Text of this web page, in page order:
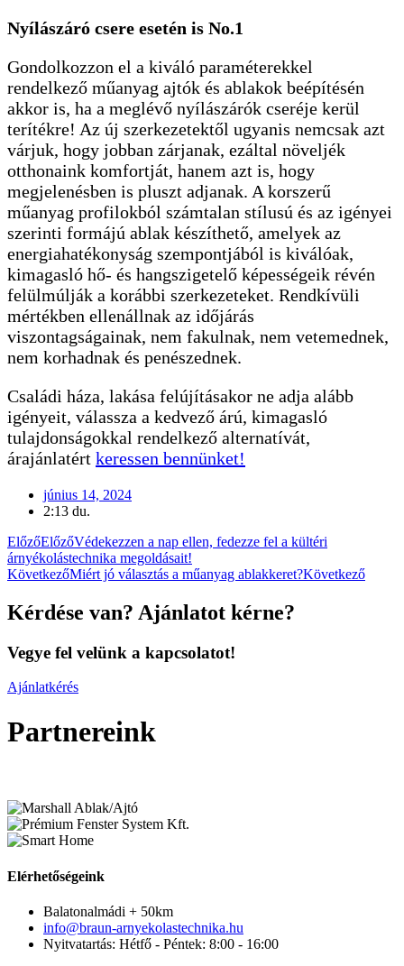
Nyílászáró csere esetén is No.1
Gondolkozzon el a kiváló paraméterekkel
rendelkező műanyag ajtók és ablakok beépítésén
akkor is, ha a meglévő nyílászárók cseréje kerül
terítékre! Az új szerkezetektől ugyanis nemcsak azt
várjuk, hogy jobban zárjanak, ezáltal növeljék
otthonaink komfortját, hanem azt is, hogy
megjelenésben is pluszt adjanak. A korszerű
műanyag profilokból számtalan stílusú és az igényei
szerinti formájú ablak készíthető, amelyek az
energiahatékonyság szempontjából is kiválóak,
kimagasló hő- és hangszigetelő képességeik révén
felülmúlják a korábbi szerkezeteket. Rendkívüli
mértékben ellenállnak az időjárás
viszontagságainak, nem fakulnak, nem vetemednek,
nem korhadnak és penészednek.
Családi háza, lakása felújításakor ne adja alább
igényeit, válassza a kedvező árú, kimagasló
tulajdonságokkal rendelkező alternatívát,
árajánlatért keressen bennünket!
június 14, 2024
2:13 du.
ElőzőElőzőVédekezzen a nap ellen, fedezze fel a kültéri
árnyékolástechnika megoldásait!
KövetkezőMiért jó választás a műanyag ablakkeret?Következő
Kérdése van? Ajánlatot kérne?
Vegye fel velünk a kapcsolatot!
Ajánlatkérés
Partnereink
Elérhetőségeink
Balatonalmádi + 50km
info@braun-arnyekolastechnika.hu
Nyitvatartás: Hétfő - Péntek: 8:00 - 16:00